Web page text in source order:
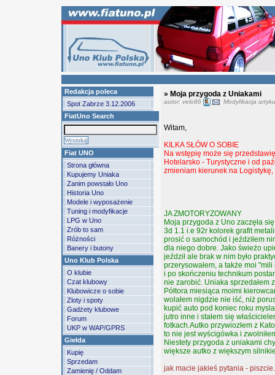
Redakcja poleca
Spot Zabrze 3.12.2006
FiatUno Search
Fiat UNO
Strona główna
Kupujemy Uniaka
Zanim powstało Uno
Historia Uno
Modele i wyposażenie
Tuning i modyfikacje
LPG w Uno
Zrób to sam
Różności
Banery i butony
Uno Klub Polska
O klubie
Czat klubowy
Klubowicze o sobie
Zloty i spoty
Gadżety klubowe
Forum
UKP w WAP/GPRS
Giełda
Kupię
Sprzedam
Zamienię / Oddam
» Moja przygoda z Uniakami
autor: velo86 Modyfikacja
Witam,
KILKA SŁÓW O SOBIE
Na wstępię może się
Hotelarsko - Turystyczne i od
zmieniam kierunek na
JA ZMOTORYZOWANY
Moja przygoda z Uno zaczęła
3d 1.1 i.e 92r kolorek grafit
prosić o samochód i jeździłem
dla niego dobre. Jako świeżo
jeździł ale brak w nim było
przerysowałem, a także moi
i po skończeniu technikum
nie zarobić. Uniaka sprzedałem
Półtora miesiąca moimi
wolałem nigdzie nie iść, niż
kupić auto pod koniec roku
jutro inne i stałem się
fotkach.Autko przywiozłem z
to nie jest wyścigówka i
Niestety przygoda z uniakami
większe autko z większym
jak macie jakieś pytania - piszcie.